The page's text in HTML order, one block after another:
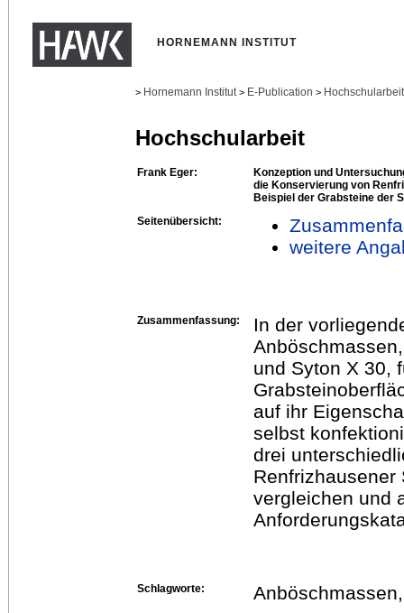
HORNEMANN INSTITUT
> Hornemann Institut > E-Publication >
Hochschularbeit
Frank Eger:
Konzeption und
die Konservierung von
Beispiel der Grabsteine der
Seitenübersicht:
weitere
Zusammenfassung:
In der
und Syton X 30,
auf ihr
selbst
drei
Renfrizhausener
vergleichen und
Schlagworte: